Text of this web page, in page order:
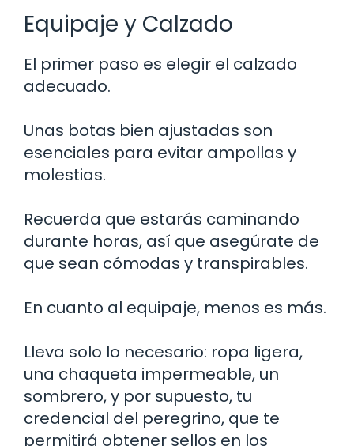
Equipaje y Calzado
El primer paso es elegir el calzado
adecuado.
Unas botas bien ajustadas son
esenciales para evitar ampollas y
molestias.
Recuerda que estarás caminando
durante horas, así que asegúrate de
que sean cómodas y transpirables.
En cuanto al equipaje, menos es más.
Lleva solo lo necesario: ropa ligera,
una chaqueta impermeable, un
sombrero, y por supuesto, tu
credencial del peregrino, que te
permitirá obtener sellos en los